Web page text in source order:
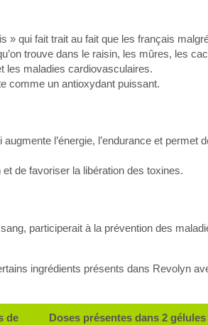
» qui fait trait au fait que les français
trouve dans le raisin, les mûres, les
les maladies cardiovasculaires.
comme un antioxydant puissant.
l’énergie, l’endurance et permet
et de favoriser la libération des toxines.
participerait à la prévention des
ingrédients présents dans Revolyn
de
Doses présentes dans 2